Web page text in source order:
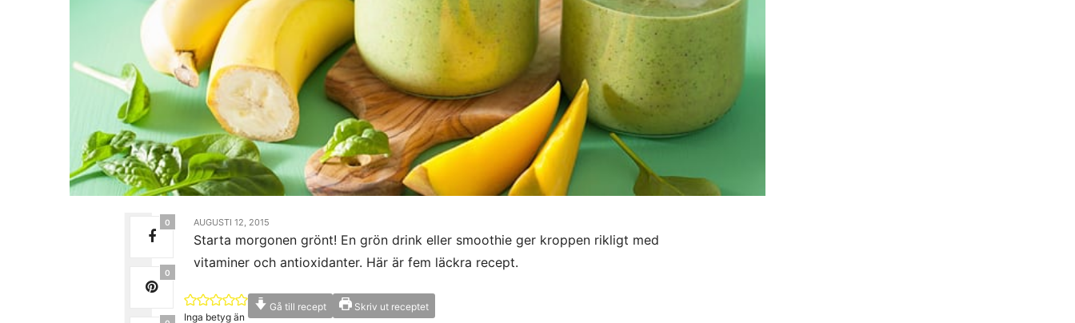
0
0
AUGUSTI 12, 2015
Starta morgonen grönt! En grön drink eller smoothie ger kroppen rikligt med
vitaminer och antioxidanter. Här är fem läckra recept.
Inga betyg än
Gå till recept Skriv ut receptet